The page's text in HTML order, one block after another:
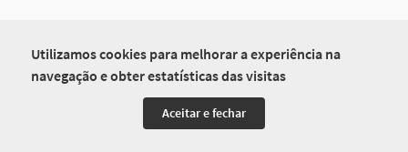
Utilizamos cookies para melhorar a experiência na
navegação e obter estatísticas das visitas
Aceitar e fechar